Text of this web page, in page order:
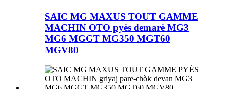
SAIC MG MAXUS TOUT GAMME
MACHIN OTO pyès demarè MG3
MG6 MGGT MG350 MGT60
MGV80